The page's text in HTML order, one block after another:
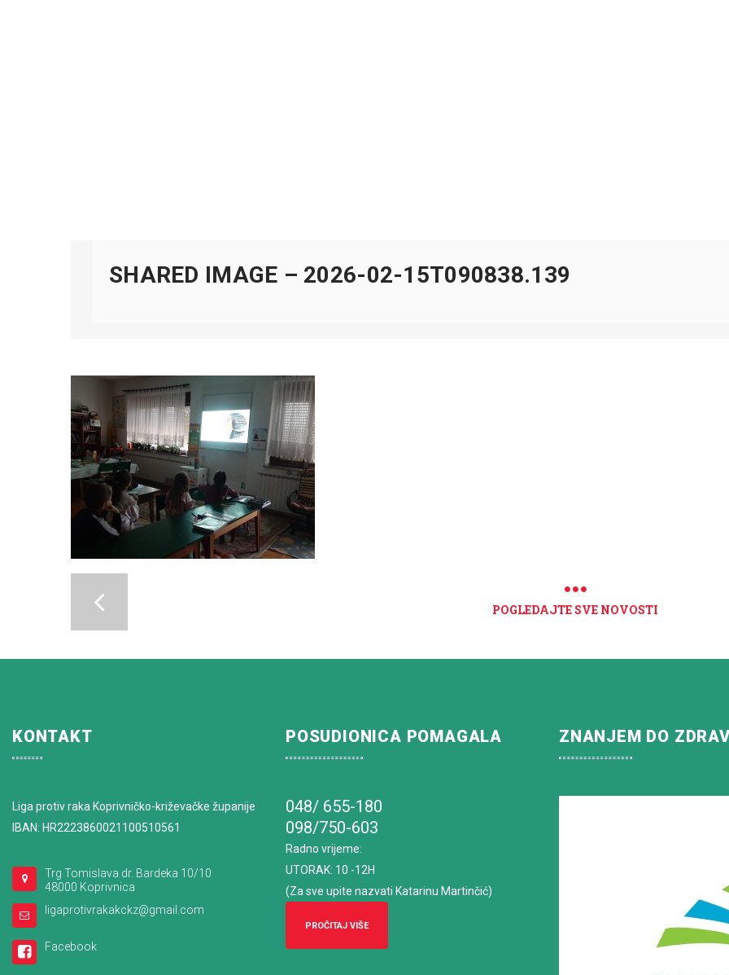
SHARED IMAGE – 2026-02-15T090838.139
POGLEDAJTE SVE NOVOSTI
KONTAKT
Liga protiv raka Koprivničko-križevačke županije
IBAN: HR2223860021100510561
Trg Tomislava dr. Bardeka 10/10
48000 Koprivnica
ligaprotivrakakckz@gmail.com
Facebook
POSUDIONICA POMAGALA
048/ 655-180
098/750-603
Radno vrijeme:
UTORAK: 10 -12H
(Za sve upite nazvati Katarinu Martinčić)
PROČITAJ VIŠE
ZNANJEM DO